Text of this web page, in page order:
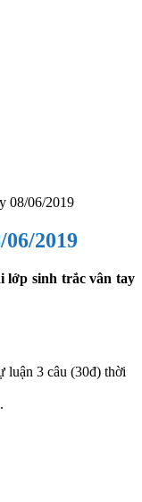
08/06/2019
2019
lớp sinh trắc vân tay
luận 3 câu (30đ) thời